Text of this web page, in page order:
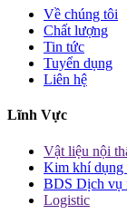
Về chúng tôi
Chất lượng
Tin tức
Tuyển dụng
Liên hệ
Lĩnh Vực
Vật liệu nội
Kim khí dụng
BDS Dịch vụ
Logistic